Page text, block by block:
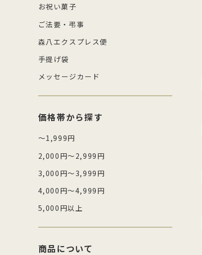
お祝い菓子
ご法要・弔事
森八エクスプレス便
手提げ袋
メッセージカード
価格帯から探す
～1,999円
2,000円～2,999円
3,000円～3,999円
4,000円～4,999円
5,000円以上
商品について